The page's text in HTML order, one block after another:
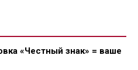
«Честный знак» = ваше